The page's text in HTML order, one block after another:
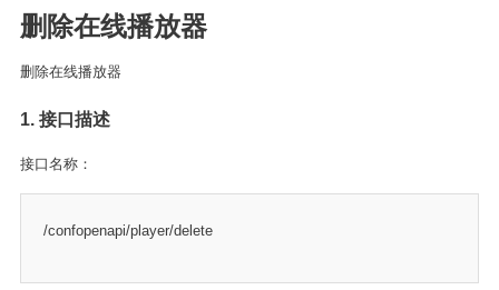
删除在线播放器
删除在线播放器
1. 接口描述
接口名称：
/confopenapi/player/delete